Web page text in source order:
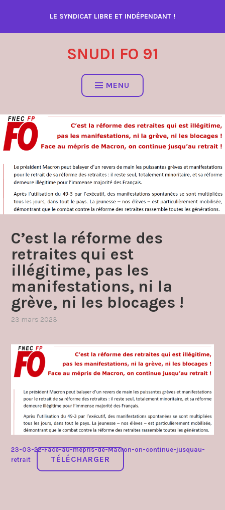
contenu
LE SYNDICAT LIBRE ET INDÉPENDANT !
SNUDI FO 91
MENU
C’est la réforme des
retraites qui est
illégitime, pas les
manifestations, ni la
grève, ni les blocages !
23 mars 2023
grèves
et
manifestations,
23-03-22-Face-au-mepris-de-Macron-on-continue-jusquau-
retrait
TÉLÉCHARGER